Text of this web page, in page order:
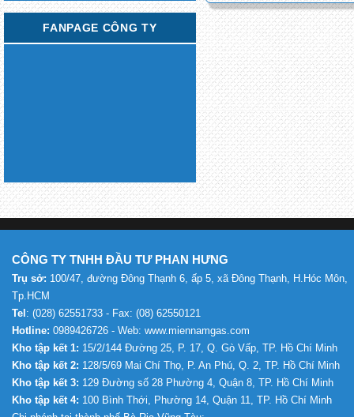
FANPAGE CÔNG TY
CÔNG TY TNHH ĐẦU TƯ PHAN HƯNG
Trụ sở: 100/47, đường Đông Thạnh 6, ấp 5, xã Đông Thạnh, H.Hóc Môn,
Tp.HCM
Tel : (028) 62551733 - Fax: (08) 62550121
Hotline: 0989426726 - Web: www.miennamgas.com
Kho tập kết 1: 15/2/144 Đường 25, P. 17, Q. Gò Vấp, TP. Hồ Chí Minh
Kho tập kết 2: 128/5/69 Mai Chí Thọ, P. An Phú, Q. 2, TP. Hồ Chí Minh
Kho tập kết 3: 129 Đường số 28 Phường 4, Quận 8, TP. Hồ Chí Minh
Kho tập kết 4: 100 Bình Thới, Phường 14, Quận 11, TP. Hồ Chí Minh